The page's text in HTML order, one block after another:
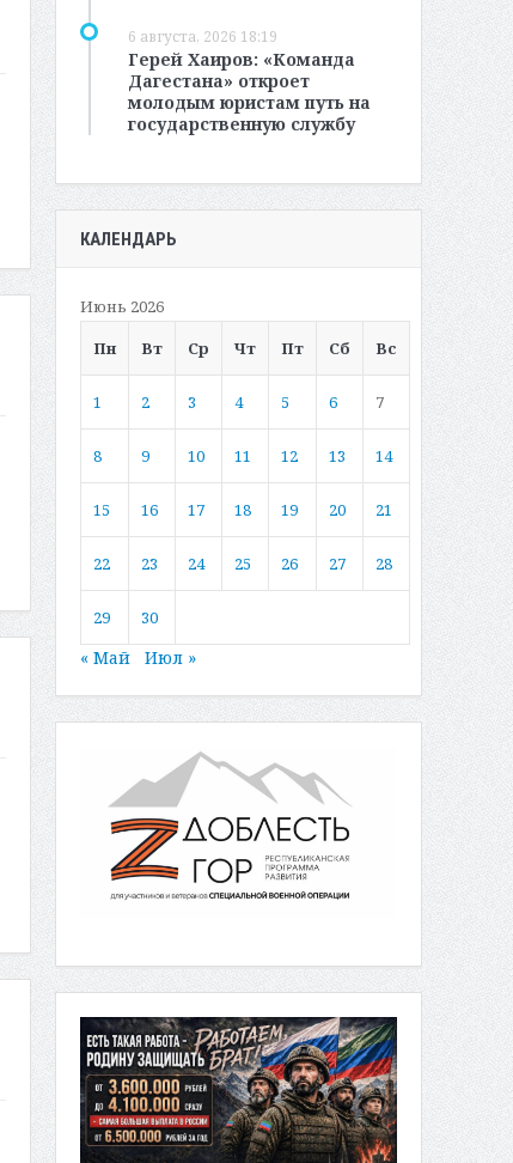
6 августа, 2026 18:19
Герей Хаиров: «Команда
Дагестана» откроет
молодым юристам путь на
государственную службу
КАЛЕНДАРЬ
Июнь 2026
Пн
Вт Ср Чт Пт Сб Вс
1 2 3 4 5 6 7
8 9 10 11 12 13 14
15 16 17 18 19 20 21
22 23 24 25 26 27 28
29 30
« Май Июл »